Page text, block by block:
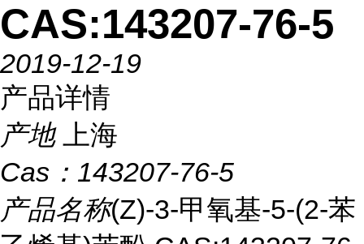
CAS:143207-76-5
2019-12-19
产品详情
产地
上海
Cas： 143207-76-5
产品名称(Z)-3-甲氧基-5-(2-苯